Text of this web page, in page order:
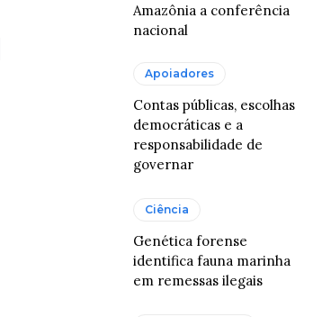
Amazônia a conferência
nacional
Apoiadores
Contas públicas, escolhas
democráticas e a
responsabilidade de
governar
Ciência
Genética forense
identifica fauna marinha
em remessas ilegais